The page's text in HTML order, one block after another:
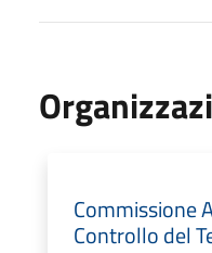
Commissione
Controllo del